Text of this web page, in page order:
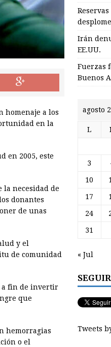
homenaje a los
en la
en 2005, este
la necesidad de
donantes
de unas
y el
de comunidad
a fin de invertir
que
hemorragias
o el
Irán
EE.UU.
Fuerzas
Buenos
agosto
L
3
10
17
24
31
« Jul
Tweets